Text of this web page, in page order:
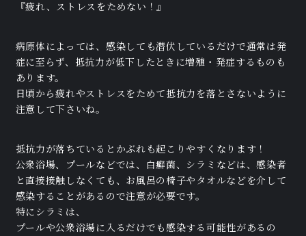
『疲れ、ストレスをためない！』
病原体によっては、感染しても潜伏しているだけで通常は発
症に至らず、抵抗力が低下したときに増殖・発症するものも
あります。
日頃から疲れやストレスをためて抵抗力を落とさないように
注意して下さいね。
抵抗力が落ちているとかぶれも起こりやすくなります！
公衆浴場、プールなどでは、白癬菌、シラミなどは、感染者
と直接接触しなくても、お風呂の椅子やタオルなどを介して
感染することがあるので注意が必要です。
特にシラミは、
プールや公衆浴場に入るだけでも感染する可能性があるの